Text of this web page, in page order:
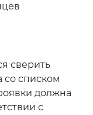
сверить
со списком
должна
с